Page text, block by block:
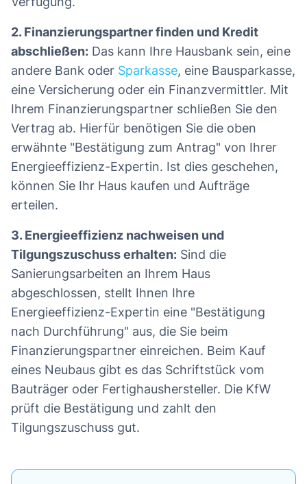
2. Finanzierungspartner finden und Kredit
abschließen: Das kann Ihre Hausbank sein, eine
andere Bank oder Sparkasse, eine Bausparkasse,
eine Versicherung oder ein Finanzvermittler. Mit
Ihrem Finanzierungspartner schließen Sie den
Vertrag ab. Hierfür benötigen Sie die oben
erwähnte "Bestätigung zum Antrag" von Ihrer
Energieeffizienz-Expertin. Ist dies geschehen,
können Sie Ihr Haus kaufen und Aufträge
erteilen.
3. Energieeffizienz nachweisen und
Tilgungszuschuss erhalten: Sind die
Sanierungsarbeiten an Ihrem Haus
abgeschlossen, stellt Ihnen Ihre
Energieeffizienz-Expertin eine "Bestätigung
nach Durchführung" aus, die Sie beim
Finanzierungspartner einreichen. Beim Kauf
eines Neubaus gibt es das Schriftstück vom
Bauträger oder Fertighaushersteller. Die KfW
prüft die Bestätigung und zahlt den
Tilgungszuschuss gut.